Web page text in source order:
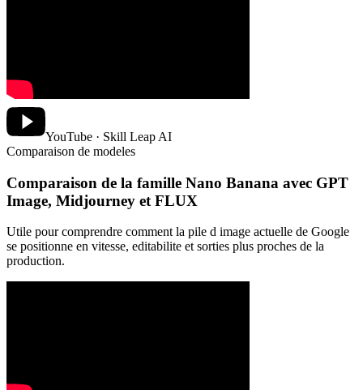
YouTube · Skill Leap AI
Comparaison de modeles
Comparaison de la famille Nano Banana avec GPT
Image, Midjourney et FLUX
Utile pour comprendre comment la pile d image actuelle de Google
se positionne en vitesse, editabilite et sorties plus proches de la
production.